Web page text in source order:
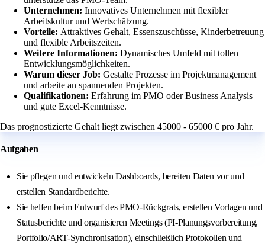
Unternehmen: Innovatives Unternehmen mit flexibler
Arbeitskultur und Wertschätzung.
Vorteile: Attraktives Gehalt, Essenszuschüsse, Kinderbetreuung
und flexible Arbeitszeiten.
Weitere Informationen: Dynamisches Umfeld mit tollen
Entwicklungsmöglichkeiten.
Warum dieser Job: Gestalte Prozesse im Projektmanagement
und arbeite an spannenden Projekten.
Qualifikationen: Erfahrung im PMO oder Business Analysis
und gute Excel-Kenntnisse.
Das prognostizierte Gehalt liegt zwischen 45000 - 65000 € pro Jahr.
Aufgaben
Sie pflegen und entwickeln Dashboards, bereiten Daten vor und
erstellen Standardberichte.
Sie helfen beim Entwurf des PMO-Rückgrats, erstellen Vorlagen und
Statusberichte und organisieren Meetings (PI-Planungsvorbereitung,
Portfolio/ART-Synchronisation), einschließlich Protokollen und